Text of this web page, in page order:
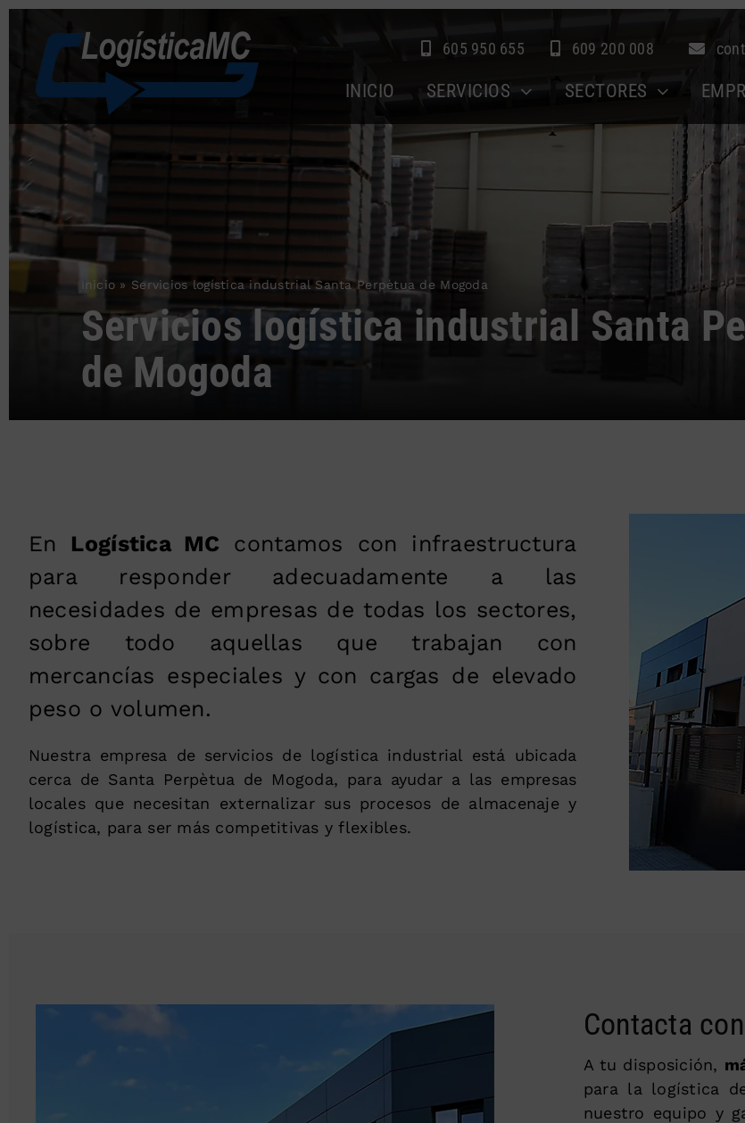
Saltar
contenido
605 950 655 609 200 008
INICIO SERVICIOS SECTORES
Inicio » Servicios logística industrial Santa Perpètua de Mogoda
Servicios logística industrial Santa
de Mogoda
En Logística MC contamos con infraestructura
para responder adecuadamente a las
necesidades de empresas de todas los sectores,
sobre todo aquellas que trabajan con
mercancías especiales y con cargas de elevado
peso o volumen.
Nuestra empresa de servicios de logística industrial está ubicada
cerca de Santa Perpètua de Mogoda, para ayudar a las empresas
locales que necesitan externalizar sus procesos de almacenaje y
logística, para ser más competitivas y flexibles.
Contacta
A tu disposición,
para la logística
nuestro equipo y